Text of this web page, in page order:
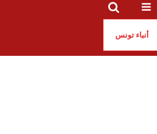
أنباء تونس